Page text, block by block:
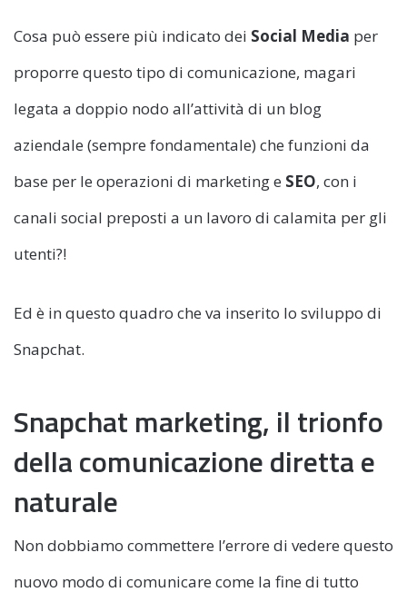
Cosa può essere più indicato dei Social Media per
proporre questo tipo di comunicazione, magari
legata a doppio nodo all’attività di un blog
aziendale (sempre fondamentale) che funzioni da
base per le operazioni di marketing e SEO, con i
canali social preposti a un lavoro di calamita per gli
utenti?!
Ed è in questo quadro che va inserito lo sviluppo di
Snapchat.
Snapchat marketing, il trionfo
della comunicazione diretta e
naturale
Non dobbiamo commettere l’errore di vedere questo
nuovo modo di comunicare come la fine di tutto